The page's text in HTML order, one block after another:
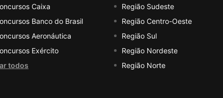
Caixa
Banco do Brasil
Aeronáutica
Exército
todos
Região Sudeste
Região Centro-Oeste
Região Sul
Região Nordeste
Região Norte